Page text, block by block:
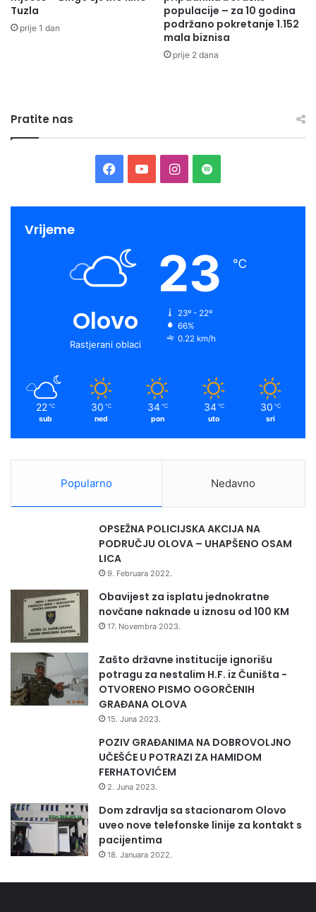
Tuzla
prije 1 dan
populacije – za 10 godina
podržano pokretanje 1.152
mala biznisa
prije 2 dana
Pratite nas
Facebook
YouTubeInstagram
Spotify
Vrijeme
Olovo
Rastjerani oblaci
23 ℃
23º - 22º
66%
0.22 km/h
22 ℃
sub
30 ℃
ned
34 ℃
pon
34 ℃
uto
30 ℃
sri
Popularno Nedavno
OPSEŽNA POLICIJSKA AKCIJA NA
PODRUČJU OLOVA – UHAPŠENO OSAM
LICA
9. Februara 2022.
Obavijest za isplatu jednokratne
novčane naknade u iznosu od 100 KM
17. Novembra 2023.
Zašto državne institucije ignorišu
potragu za nestalim H.F. iz Čuništa -
OTVORENO PISMO OGORČENIH
GRAĐANA OLOVA
15. Juna 2023.
POZIV GRAĐANIMA NA DOBROVOLJNO
UČEŠĆE U POTRAZI ZA HAMIDOM
FERHATOVIĆEM
2. Juna 2023.
Dom zdravlja sa stacionarom Olovo
uveo nove telefonske linije za kontakt s
pacijentima
18. Januara 2022.